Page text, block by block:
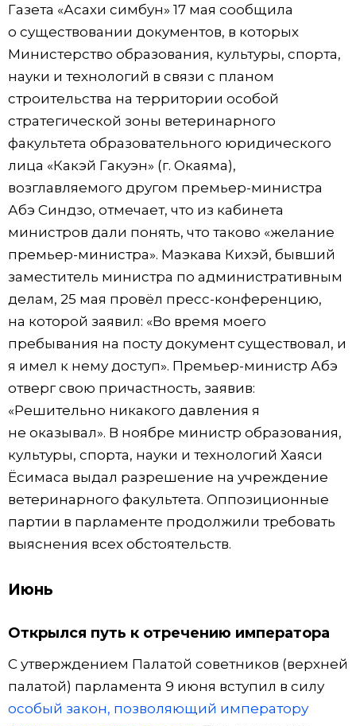
Газета «Асахи симбун» 17 мая сообщила
о существовании документов, в которых
Министерство образования, культуры, спорта,
науки и технологий в связи с планом
строительства на территории особой
стратегической зоны ветеринарного
факультета образовательного юридического
лица «Какэй Гакуэн» (г. Окаяма),
возглавляемого другом премьер-министра
Абэ Синдзо, отмечает, что из кабинета
министров дали понять, что таково «желание
премьер-министра». Маэкава Кихэй, бывший
заместитель министра по административным
делам, 25 мая провёл пресс-конференцию,
на которой заявил: «Во время моего
пребывания на посту документ существовал, и
я имел к нему доступ». Премьер-министр Абэ
отверг свою причастность, заявив:
«Решительно никакого давления я
не оказывал». В ноябре министр образования,
культуры, спорта, науки и технологий Хаяси
Ёсимаса выдал разрешение на учреждение
ветеринарного факультета. Оппозиционные
партии в парламенте продолжили требовать
выяснения всех обстоятельств.
Июнь
Открылся путь к отречению императора
С утверждением Палатой советников (верхней
палатой) парламента 9 июня вступил в силу
особый закон, позволяющий императору